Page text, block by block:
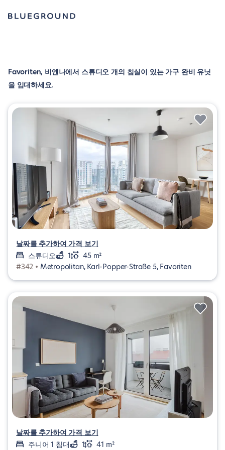
Favoriten, 비엔나에서 스튜디오 개의 침실이 있는 가구 완비 유닛
을 임대하세요.
날짜를 추가하여 가격 보기
스튜디오
1
45 m²
#342 • Metropolitan, Karl-Popper-Straße 5, Favoriten
날짜를 추가하여 가격 보기
주니어 1 침대
1 41 m²